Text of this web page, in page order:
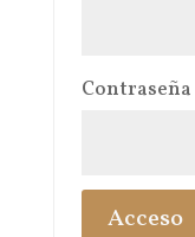
Contraseña
Acceso